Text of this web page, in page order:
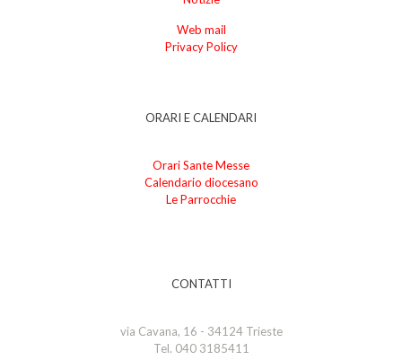
Web mail
Privacy Policy
ORARI E CALENDARI
Orari Sante Messe
Calendario diocesano
Le Parrocchie
CONTATTI
via Cavana, 16 - 34124 Trieste
Tel. 040 3185411